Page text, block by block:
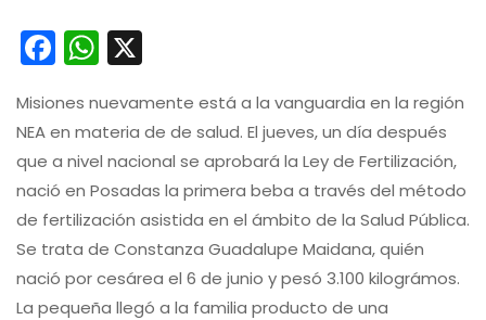
Facebook
WhatsApp
Misiones nuevamente está a la vanguardia en la región
NEA en materia de de salud. El jueves, un día después
que a nivel nacional se aprobará la Ley de Fertilización,
nació en Posadas la primera beba a través del método
de fertilización asistida en el ámbito de la Salud Pública.
Se trata de Constanza Guadalupe Maidana, quién
nació por cesárea el 6 de junio y pesó 3.100 kilográmos.
La pequeña llegó a la familia producto de una